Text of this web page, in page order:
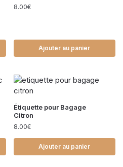
8.00€
Ajouter au panier
Étiquette pour Bagage
Citron
8.00€
Ajouter au panier